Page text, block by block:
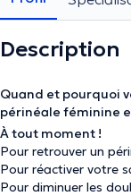
Description
Quand et pourquoi
périnéale féminine
À tout moment !
Pour retrouver un
Pour réactiver votre
Pour diminuer les